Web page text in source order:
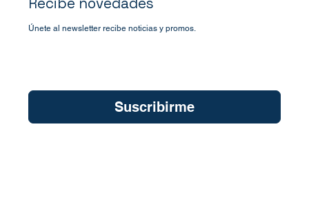
Únete al newsletter recibe noticias y promos.
Suscribirme